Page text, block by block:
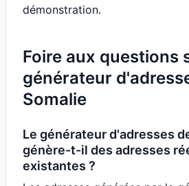
démonstration.
Foire aux questions
générateur
Somalie
Le générateur d'adresses
génère-t-il des adresses
existantes ?